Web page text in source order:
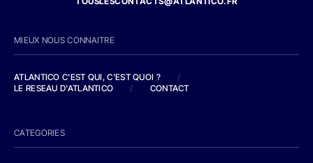
MIEUX NOUS CONNAITRE
ATLANTICO C'EST QUI, C'EST QUOI ?
/
LE RESEAU D'ATLANTICO
/ CONTACT
CATEGORIES